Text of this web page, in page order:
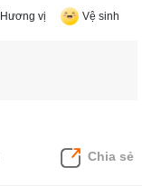
Hương vị Vệ sinh
Chia sẻ